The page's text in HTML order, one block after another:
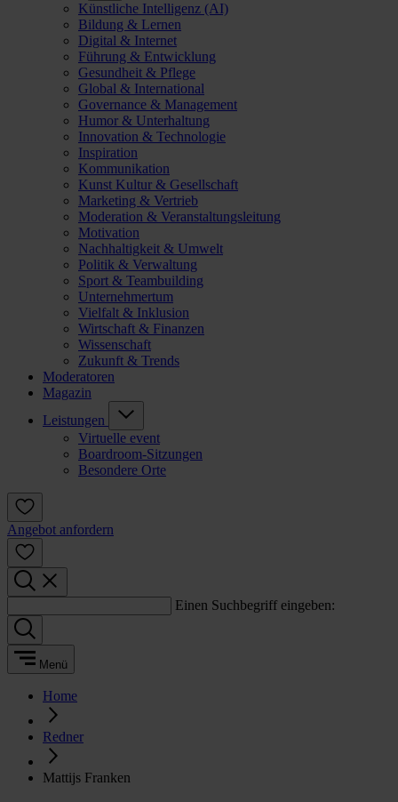
Künstliche Intelligenz (AI)
Bildung & Lernen
Digital & Internet
Führung & Entwicklung
Gesundheit & Pflege
Global & International
Governance & Management
Humor & Unterhaltung
Innovation & Technologie
Inspiration
Kommunikation
Kunst Kultur & Gesellschaft
Marketing & Vertrieb
Moderation & Veranstaltungsleitung
Motivation
Nachhaltigkeit & Umwelt
Politik & Verwaltung
Sport & Teambuilding
Unternehmertum
Vielfalt & Inklusion
Wirtschaft & Finanzen
Wissenschaft
Zukunft & Trends
Moderatoren
Magazin
Leistungen
Virtuelle event
Boardroom-Sitzungen
Besondere Orte
Angebot anfordern
Einen Suchbegriff eingeben:
Menü
Home
Redner
Mattijs Franken